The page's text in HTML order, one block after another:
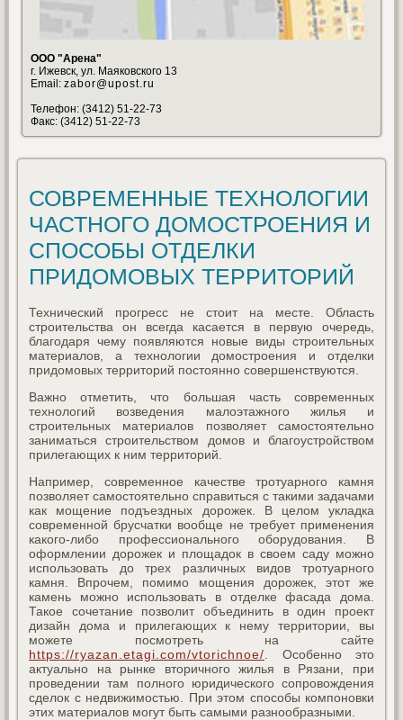
ООО "Арена"
г. Ижевск, ул. Маяковского 13
Email: zabor@upost.ru
Телефон: (3412) 51-22-73
Факс: (3412) 51-22-73
СОВРЕМЕННЫЕ ТЕХНОЛОГИИ
ЧАСТНОГО ДОМОСТРОЕНИЯ И
СПОСОБЫ ОТДЕЛКИ
ПРИДОМОВЫХ ТЕРРИТОРИЙ
Технический прогресс не стоит на месте. Область
строительства он всегда касается в первую очередь,
благодаря чему появляются новые виды строительных
материалов, а технологии домостроения и отделки
придомовых территорий постоянно совершенствуются.
Важно отметить, что большая часть современных
технологий возведения малоэтажного жилья и
строительных материалов позволяет самостоятельно
заниматься строительством домов и благоустройством
прилегающих к ним территорий.
Например, современное качестве тротуарного камня
позволяет самостоятельно справиться с такими задачами
как мощение подъездных дорожек. В целом укладка
современной брусчатки вообще не требует применения
какого-либо профессионального оборудования. В
оформлении дорожек и площадок в своем саду можно
использовать до трех различных видов тротуарного
камня. Впрочем, помимо мощения дорожек, этот же
камень можно использовать в отделке фасада дома.
Такое сочетание позволит объединить в один проект
дизайн дома и прилегающих к нему территории, вы
можете посмотреть на сайте
https://ryazan.etagi.com/vtorichnoe/ . Особенно это
актуально на рынке вторичного жилья в Рязани, при
проведении там полного юридического сопровождения
сделок с недвижимостью. При этом способы компоновки
этих материалов могут быть самыми разнообразными.